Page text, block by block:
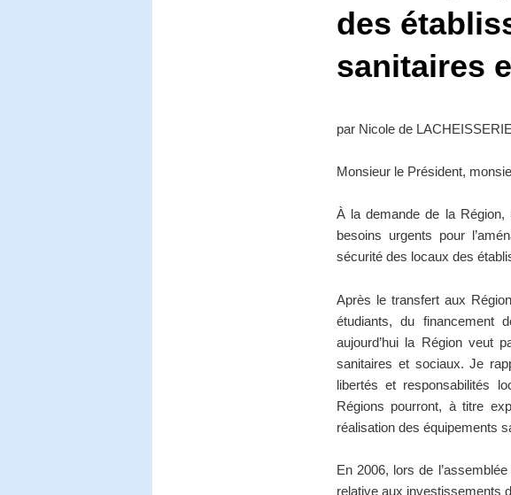
des
sanitaires
par Nicole de LACHEISSERIE
Monsieur le Président,
À la demande de la Région,
besoins urgents pour
sécurité des locaux des
Après le transfert aux
étudiants, du financement
aujourd’hui la Région veut
sanitaires et sociaux. Je
libertés et responsabilités
Régions pourront, à titre
réalisation des équipements
En 2006, lors de
relative aux investissements